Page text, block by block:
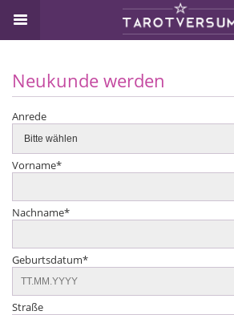
Neukunde werden
Anrede
Vorname*
Nachname*
Geburtsdatum*
Straße